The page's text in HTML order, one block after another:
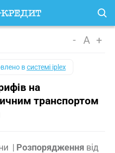
- A +
всистемі iplex
на
транспортом
| Розпорядження від